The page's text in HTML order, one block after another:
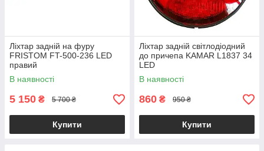
Ліхтар задній на фуру
FRISTOM FT-500-236 LED
правий
В наявності
5 150 ₴ 5 700 ₴
Купити
Ліхтар задній світлодіодний
до причепа KAMAR L1837 34
LED
В наявності
860 ₴ 950 ₴
Купити